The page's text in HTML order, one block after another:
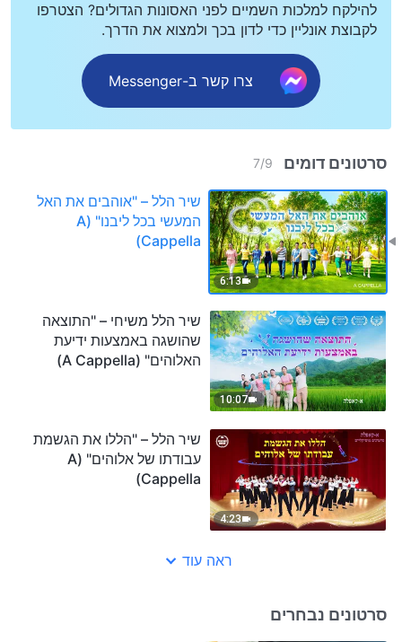
להילקח למלכות השמיים לפני האסונות הגדולים? הצטרפו
לקבוצת אונליין כדי לדון בכך ולמצוא את הדרך.
צרו קשר ב-Messenger
סרטונים דומים 7/9
6:13
שיר הלל – "אוהבים את האל
המעשי בכל ליבנו" (A
Cappella)
10:07
שיר הלל משיחי – "התוצאה
שהושגה באמצעות ידיעת
האלוהים" (A Cappella)
4:23
שיר הלל – "הללו את הגשמת
עבודתו של אלוהים" (A
Cappella)
ראה עוד
סרטונים נבחרים